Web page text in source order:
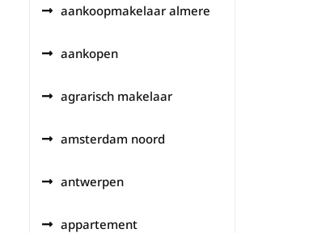
aankoopmakelaar almere
aankopen
agrarisch makelaar
amsterdam noord
antwerpen
appartement